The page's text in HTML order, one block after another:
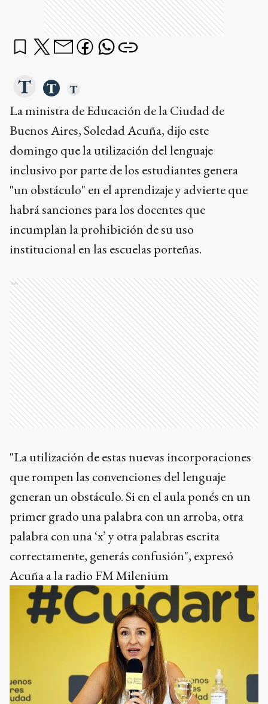
La ministra de Educación de la Ciudad de
Buenos Aires, Soledad Acuña, dijo este
domingo que la utilización del lenguaje
inclusivo por parte de los estudiantes genera
"un obstáculo" en el aprendizaje y advierte que
habrá sanciones para los docentes que
incumplan la prohibición de su uso
institucional en las escuelas porteñas.
Ads
"La utilización de estas nuevas incorporaciones
que rompen las convenciones del lenguaje
generan un obstáculo. Si en el aula ponés en un
primer grado una palabra con un arroba, otra
palabra con una ‘x’ y otra palabras escrita
correctamente, generás confusión", expresó
Acuña a la radio FM Milenium